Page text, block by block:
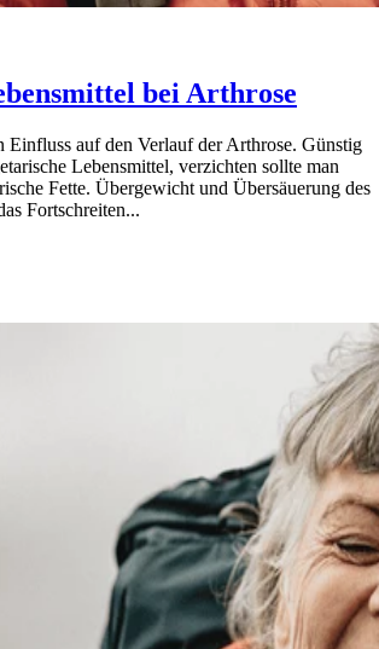
bei Arthrose
Einfluss auf den Verlauf der Arthrose. Günstig
Lebensmittel, verzichten sollte man
Fette. Übergewicht und Übersäuerung des
Fortschreiten...